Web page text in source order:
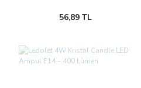
56,89 TL